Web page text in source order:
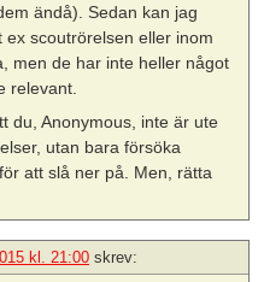
ändå). Sedan kan jag
scoutrörelsen eller inom
men de har inte heller något
relevant.
du, Anonymous, inte är ute
utan bara försöka
att slå ner på. Men, rätta
kl. 21:00 skrev: